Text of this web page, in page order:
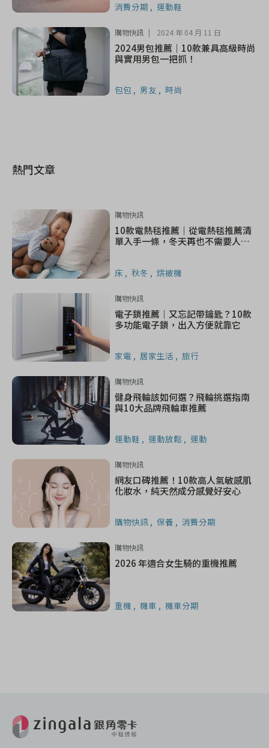
消費分期 運動鞋
購物快訊 2024 年 04 月 11 日
2024男包推薦｜10款兼具高級時尚
與實用男包一把抓！
包包 男友 時尚
熱門文章
購物快訊
10款電熱毯推薦｜從電熱毯推薦清
單入手一條，冬天再也不需要人體
床 秋冬 烘被機
購物快訊
電子鎖推薦｜又忘記帶鑰匙？10款
多功能電子鎖，出入方便就靠它
家電 居家生活 旅行
購物快訊
健身飛輪該如何選？飛輪挑選指南
與10大品牌飛輪車推薦
運動鞋 運動放鬆 運動
購物快訊
網友口碑推薦！10款高人氣敏感肌
化妝水，純天然成分感覺好安心
購物快訊 保養 消費分期
購物快訊
2026 年適合女生騎的重機推薦
重機 機車 機車分期